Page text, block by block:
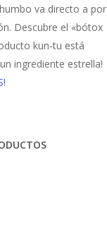
va directo a por
Descubre el «bótox
kun-tu está
ingrediente estrella!